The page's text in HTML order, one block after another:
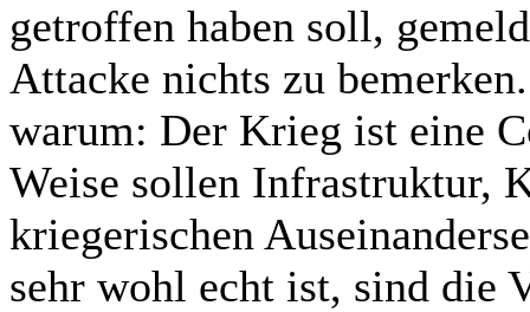
getroffen haben soll,
Attacke nichts zu
warum: Der Krieg ist eine
Weise sollen Infrastruktur,
kriegerischen
sehr wohl echt ist, sind die